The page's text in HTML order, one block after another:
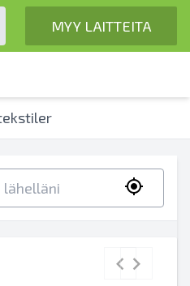
MYY LAITTEITA